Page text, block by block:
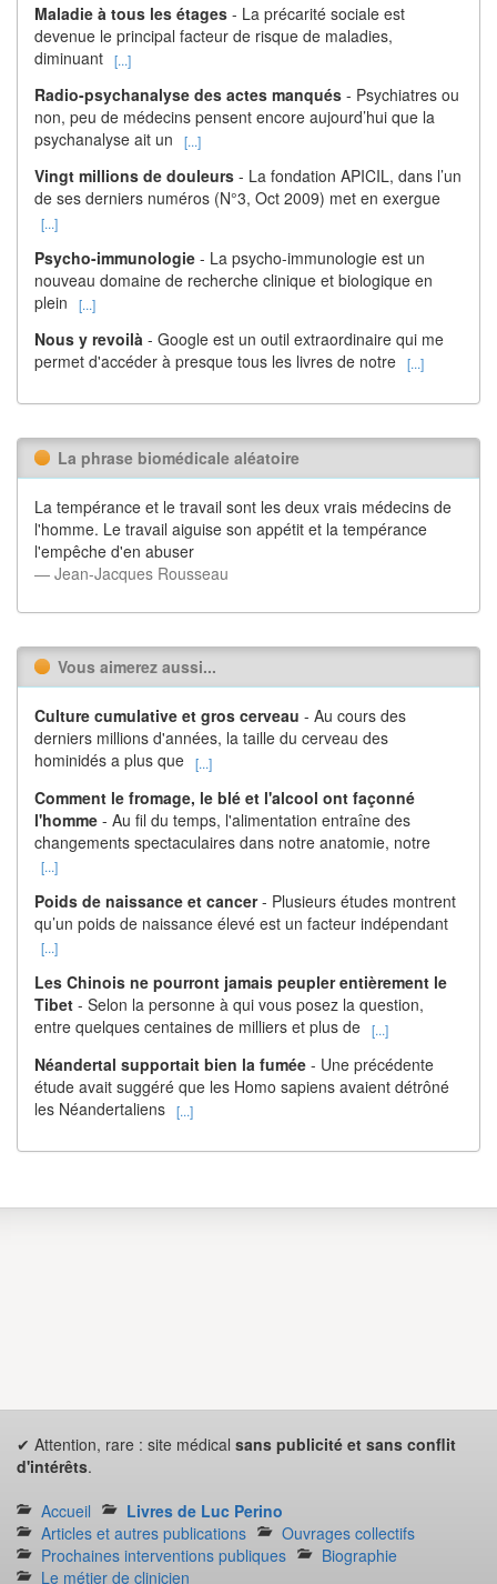
Maladie à tous les étages - La précarité sociale est
devenue le principal facteur de risque de maladies,
diminuant [...]
Radio-psychanalyse des actes manqués - Psychiatres ou
non, peu de médecins pensent encore aujourd’hui que la
psychanalyse ait un
[...]
Vingt millions de douleurs - La fondation APICIL, dans l’un
de ses derniers numéros (N°3, Oct 2009) met en exergue
[...]
Psycho-immunologie - La psycho-immunologie est un
nouveau domaine de recherche clinique et biologique en
plein
[...]
Nous y revoilà - Google est un outil extraordinaire qui me
permet d'accéder à presque tous les livres de notre [...]
La phrase biomédicale aléatoire
La tempérance et le travail sont les deux vrais médecins de
l'homme. Le travail aiguise son appétit et la tempérance
l'empêche d'en abuser
― Jean-Jacques Rousseau
Vous aimerez aussi...
Culture cumulative et gros cerveau - Au cours des
derniers millions d'années, la taille du cerveau des
hominidés a plus que [...]
Comment le fromage, le blé et l'alcool ont façonné
l'homme - Au fil du temps, l'alimentation entraîne des
changements spectaculaires dans notre anatomie, notre
[...]
Poids de naissance et cancer- Plusieurs études montrent
qu’un poids de naissance élevé est un facteur indépendant
[...]
Les Chinois ne pourront jamais peupler entièrement le
Tibet - Selon la personne à qui vous posez la question,
entre quelques centaines de milliers et plus de [...]
Néandertal supportait bien la fumée - Une précédente
étude avait suggéré que les Homo sapiens avaient détrôné
les Néandertaliens [...]
✔ Attention, rare : site médical sans publicité et sans conflit
d'intérêts.
Accueil
Livres de Luc Perino
Articles et autres publications
Ouvrages collectifs
Prochaines interventions publiques
Biographie
Le métier de clinicien